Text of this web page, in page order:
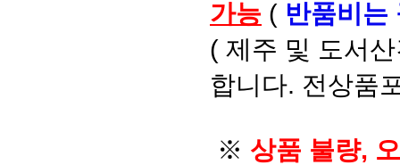
가능 ( 반품비는
( 제주 및 도서
합니다. 전상품
※ 상품 불량,